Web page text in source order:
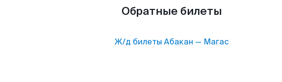
Обратные билеты
Ж/д билеты Абакан — Магас